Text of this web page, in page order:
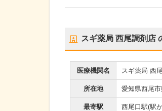
スギ薬局 西尾調剤店
医療機関名 スギ薬局 西
所在地 愛知県西尾
最寄駅 西尾口駅(駅